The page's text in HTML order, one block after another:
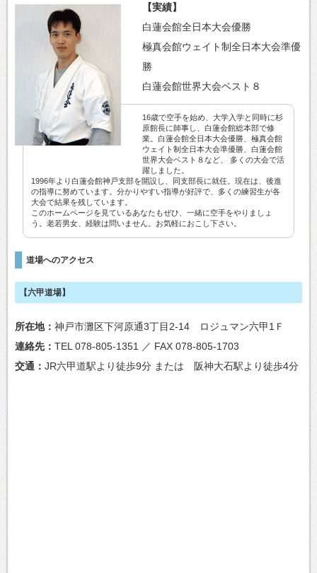
【実績】
白蓮会館全日本大会優勝
極真会館ウェイト制全日本大会準優
勝
白蓮会館世界大会ベスト８
16歳で空手を始め、大学入学と同時に杉
原館長に師事し、白蓮会館総本部で修
業。白蓮会館全日本大会優勝、極真会館
ウェイト制全日本大会準優勝、白蓮会館
世界大会ベスト８など、 多くの大会で活
躍しました。
1996年より白蓮会館神戸支部を開設し、同支部長に就任。現在は、後進
の指導に努めています。分かりやすい指導が好評で、多くの練習生が各
大会で結果を残しています。
このホームページを見ているあなたもぜひ、一緒に空手をやりましょ
う。老若男女、経験は問いません。お気軽におこし下さい。
道場へのアクセス
【六甲道場】
所在地
神戸市灘区下河原通3丁目2-14 ロジュマン六甲1Ｆ
連絡先
TEL 078-805-1351 ／ FAX 078-805-1703
交通
JR六甲道駅より徒歩9分 または 阪神大石駅より徒歩4分